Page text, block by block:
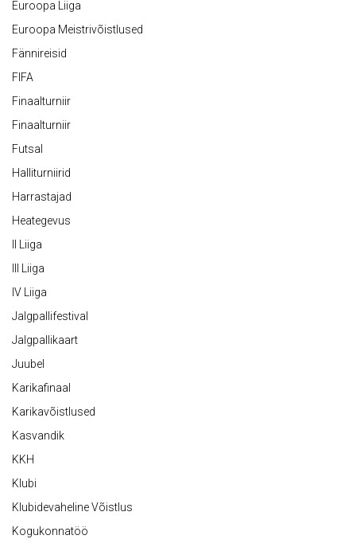
Euroopa Liiga
Euroopa Meistrivõistlused
Fännireisid
FIFA
Finaalturniir
Finaalturniir
Futsal
Halliturniirid
Harrastajad
Heategevus
II Liiga
III Liiga
IV Liiga
Jalgpallifestival
Jalgpallikaart
Juubel
Karikafinaal
Karikavõistlused
Kasvandik
KKH
Klubi
Klubidevaheline Võistlus
Kogukonnatöö